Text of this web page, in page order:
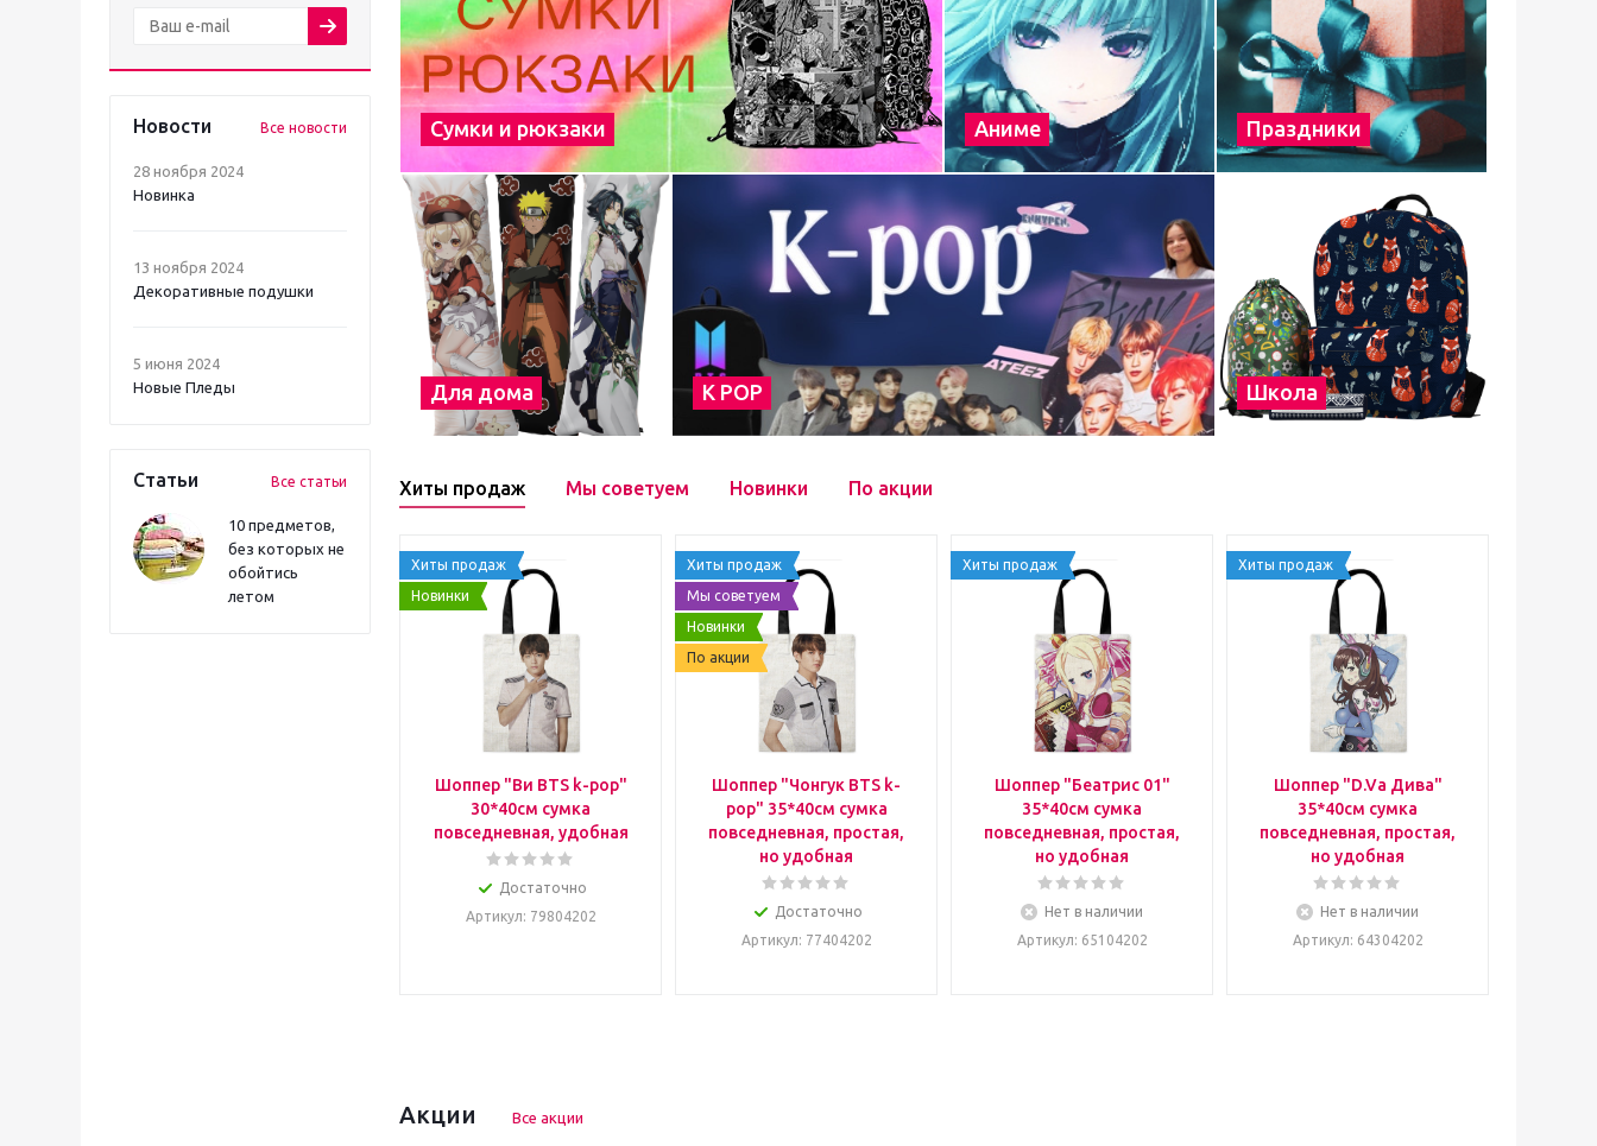
Новости Все новости
28 ноября 2024
Новинка
13 ноября 2024
Декоративные подушки
5 июня 2024
Новые Пледы
Статьи Все статьи
10 предметов,
без которых не
обойтись
летом
Сумки и рюкзаки Аниме Праздники
Для дома К POP Школа
Хиты продаж Мы советуем Новинки По акции
Хиты продаж
Новинки
Шоппер "Ви BTS k-pop"
30*40см сумка
повседневная, удобная
Достаточно
Артикул: 79804202
Хиты продаж
Мы советуем
Новинки
По акции
Шоппер "Чонгук BTS k-
pop" 35*40см сумка
повседневная, простая,
но удобная
Достаточно
Артикул: 77404202
Хиты продаж
Шоппер "Беатрис 01"
35*40см сумка
повседневная, простая,
но удобная
Нет в наличии
Артикул: 65104202
Хиты продаж
Шоппер "D.Va Дива"
35*40см сумка
повседневная, простая,
но удобная
Нет в наличии
Артикул: 64304202
Акции Все акции